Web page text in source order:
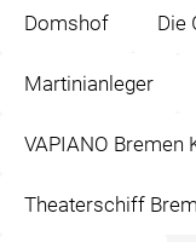
Domshof Die
Martinianleger
VAPIANO Bremen
Theaterschiff